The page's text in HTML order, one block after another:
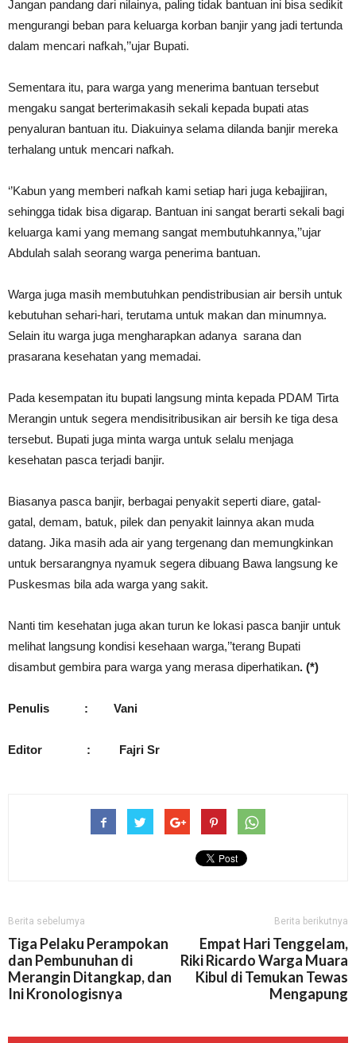
Jangan pandang dari nilainya, paling tidak bantuan ini bisa sedikit
mengurangi beban para keluarga korban banjir yang jadi tertunda
dalam mencari nafkah,’’ujar Bupati.
Sementara itu, para warga yang menerima bantuan tersebut
mengaku sangat berterimakasih sekali kepada bupati atas
penyaluran bantuan itu. Diakuinya selama dilanda banjir mereka
terhalang untuk mencari nafkah.
‘’Kabun yang memberi nafkah kami setiap hari juga kebajjiran,
sehingga tidak bisa digarap. Bantuan ini sangat berarti sekali bagi
keluarga kami yang memang sangat membutuhkannya,’’ujar
Abdulah salah seorang warga penerima bantuan.
Warga juga masih membutuhkan pendistribusian air bersih untuk
kebutuhan sehari-hari, terutama untuk makan dan minumnya.
Selain itu warga juga mengharapkan adanya sarana dan
prasarana kesehatan yang memadai.
Pada kesempatan itu bupati langsung minta kepada PDAM Tirta
Merangin untuk segera mendisitribusikan air bersih ke tiga desa
tersebut. Bupati juga minta warga untuk selalu menjaga
kesehatan pasca terjadi banjir.
Biasanya pasca banjir, berbagai penyakit seperti diare, gatal-
gatal, demam, batuk, pilek dan penyakit lainnya akan muda
datang. Jika masih ada air yang tergenang dan memungkinkan
untuk bersarangnya nyamuk segera dibuang Bawa langsung ke
Puskesmas bila ada warga yang sakit.
Nanti tim kesehatan juga akan turun ke lokasi pasca banjir untuk
melihat langsung kondisi kesehaan warga,’’terang Bupati
disambut gembira para warga yang merasa diperhatikan. (*)
Penulis : Vani
Editor : Fajri Sr
Berita sebelumya
Tiga Pelaku Perampokan
dan Pembunuhan di
Merangin Ditangkap, dan
Ini Kronologisnya
Berita berikutnya
Empat Hari Tenggelam,
Riki Ricardo Warga Muara
Kibul di Temukan Tewas
Mengapung